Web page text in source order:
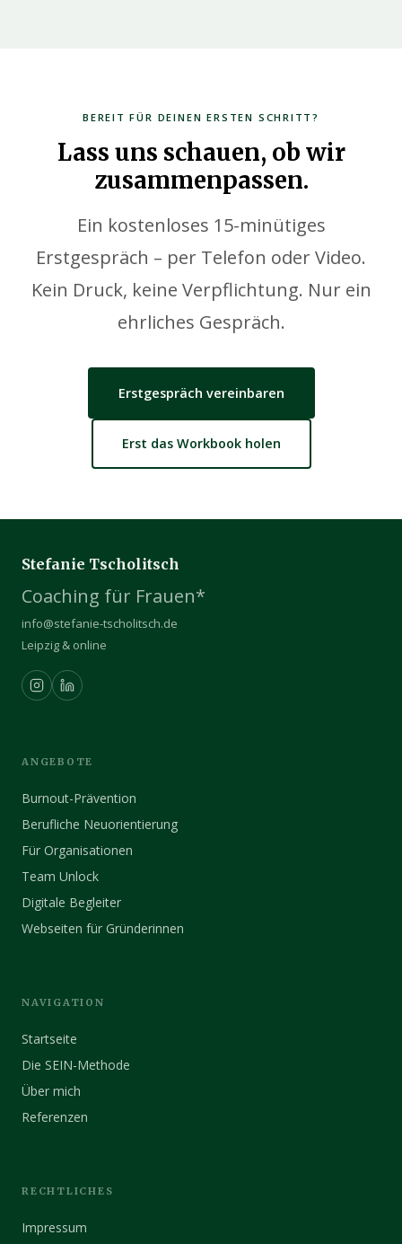
BEREIT FÜR DEINEN ERSTEN SCHRITT?
Lass uns schauen, ob wir
zusammenpassen.
Ein kostenloses 15-minütiges
Erstgespräch – per Telefon oder Video.
Kein Druck, keine Verpflichtung. Nur ein
ehrliches Gespräch.
Erstgespräch vereinbaren
Erst das Workbook holen
Stefanie Tscholitsch
Coaching für Frauen*
info@stefanie-tscholitsch.de
Leipzig & online
ANGEBOTE
Burnout-Prävention
Berufliche Neuorientierung
Für Organisationen
Team Unlock
Digitale Begleiter
Webseiten für Gründerinnen
NAVIGATION
Startseite
Die SEIN-Methode
Über mich
Referenzen
RECHTLICHES
Impressum